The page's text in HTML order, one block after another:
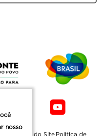
Mapa do Site Politica de
nosso